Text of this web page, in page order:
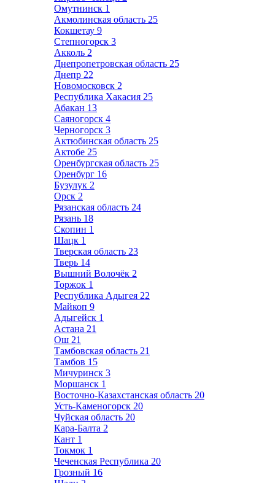
Омутнинск 1
Акмолинская область 25
Кокшетау 9
Степногорск 3
Акколь 2
Днепропетровская область 25
Днепр 22
Новомосковск 2
Республика Хакасия 25
Абакан 13
Саяногорск 4
Черногорск 3
Актюбинская область 25
Актобе 25
Оренбургская область 25
Оренбург 16
Бузулук 2
Орск 2
Рязанская область 24
Рязань 18
Скопин 1
Шацк 1
Тверская область 23
Тверь 14
Вышний Волочёк 2
Торжок 1
Республика Адыгея 22
Майкоп 9
Адыгейск 1
Астана 21
Ош 21
Тамбовская область 21
Тамбов 15
Мичуринск 3
Моршанск 1
Восточно-Казахстанская область 20
Усть-Каменогорск 20
Чуйская область 20
Кара-Балта 2
Кант 1
Токмок 1
Чеченская Республика 20
Грозный 16